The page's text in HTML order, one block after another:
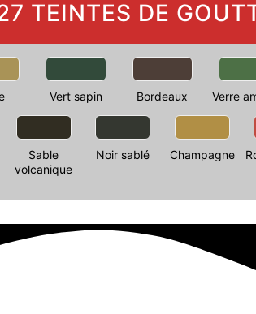
TEINTES DE
Vert sapin Bordeaux Verre
Sable
volcanique
Noir sablé Champagne